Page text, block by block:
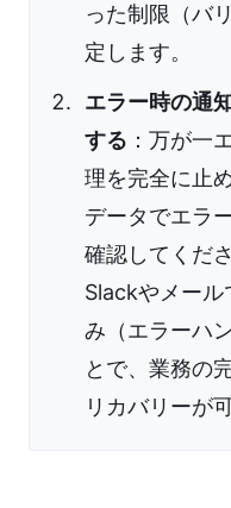
った制限（バ
定します。
エラー時の通
する ：万が一
理を完全に止
データでエラ
確認してくだ
Slackやメール
み（エラーハ
とで、業務の
リカバリーが